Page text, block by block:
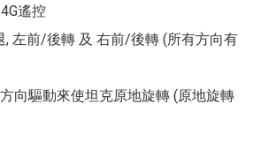
遙控
左前/後轉 及 右前/後轉 (所有方向有
向驅動來使坦克原地旋轉 (原地旋轉